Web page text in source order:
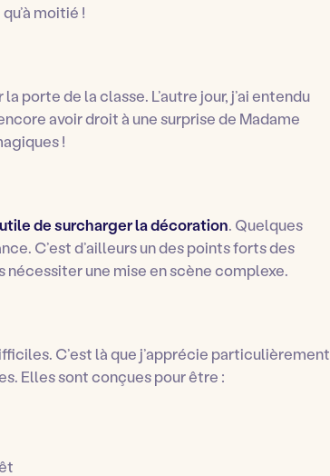
moitié !
porte de la classe. L’autre jour, j’ai entendu
avoir droit à une surprise de Madame
!
de surcharger la décoration. Quelques
C’est d’ailleurs un des points forts des
nécessiter une mise en scène complexe.
C’est là que j’apprécie particulièrement
Elles sont conçues pour être :